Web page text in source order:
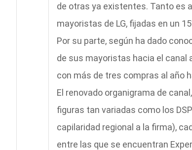
de otras ya existentes. Tanto es
mayoristas de LG, fijadas en un
Por su parte, según ha dado
de sus mayoristas hacia el canal
con más de tres compras al año
El renovado organigrama de
figuras tan variadas como los
capilaridad regional a la firma),
entre las que se encuentran